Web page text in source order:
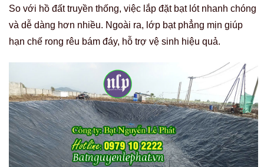
So với hồ đất truyền thống, việc lắp đặt bạt lót nhanh chóng
và dễ dàng hơn nhiều. Ngoài ra, lớp bạt phẳng mịn giúp
hạn chế rong rêu bám đáy, hỗ trợ vệ sinh hiệu quả.